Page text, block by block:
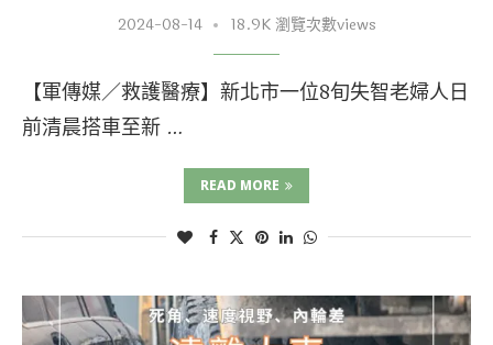
2024-08-14 18.9K 瀏覽次數views
【軍傳媒／救護醫療】新北市一位8旬失智老婦人日
前清晨搭車至新 …
READ MORE